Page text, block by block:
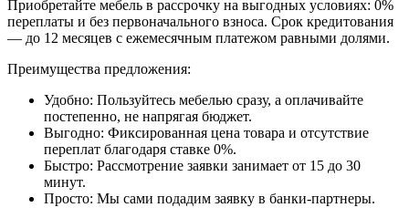
Приобретайте мебель в рассрочку на выгодных условиях: 0%
переплаты и без первоначального взноса. Срок кредитования
— до 12 месяцев с ежемесячным платежом равными долями.
Преимущества предложения:
Удобно: Пользуйтесь мебелью сразу, а оплачивайте
постепенно, не напрягая бюджет.
Выгодно: Фиксированная цена товара и отсутствие
переплат благодаря ставке 0%.
Быстро: Рассмотрение заявки занимает от 15 до 30
минут.
Просто: Мы сами подадим заявку в банки-партнеры.